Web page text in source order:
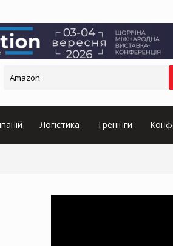
Логістика Тренінги